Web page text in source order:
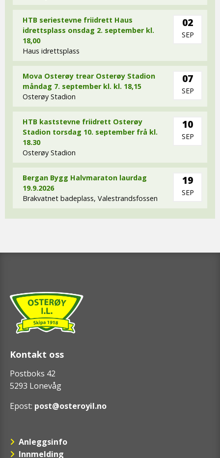
HTB seriestevne friidrett Haus
idrettsplass onsdag 2. september kl.
18,00
Haus idrettsplass
02
SEP
Mova Osterøy trear Osterøy Stadion
måndag 7. september kl. kl. 18,15
Osterøy Stadion
07
SEP
HTB kaststevne friidrett Osterøy
Stadion torsdag 10. september frå kl.
18.30
Osterøy Stadion
10
SEP
Bergan Bygg Halvmaraton laurdag
19.9.2026
Brakvatnet badeplass, Valestrandsfossen
19
SEP
Kontakt oss
Postboks 42
5293 Lonevåg
Epost: post@osteroyil.no
Anleggsinfo
Innmelding